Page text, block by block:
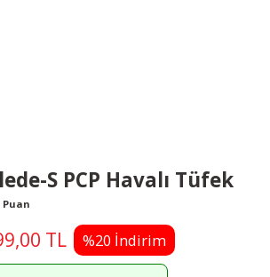
S PCP Havalı Tüfek
Puan
TL %20 İndirim